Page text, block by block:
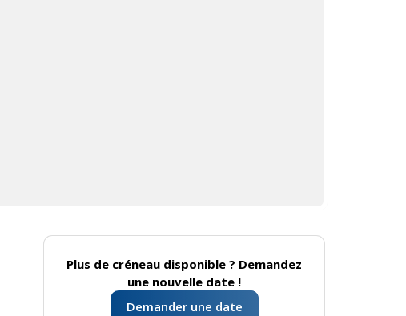
Plus de créneau disponible ? Demandez
une nouvelle date !
Demander une date